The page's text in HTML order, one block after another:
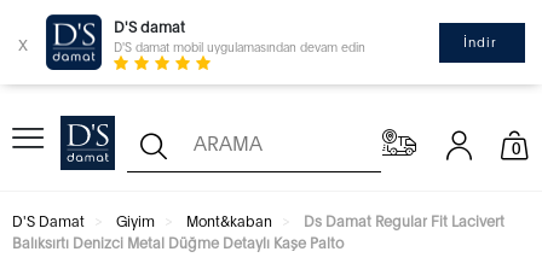
x
D'S damat
D'S damat mobil uygulamasından devam edin İndir
0
D'S Damat Giyim Mont&kaban
Ds Damat Regular Fit Lacivert
Balıksırtı Denizci Metal Düğme Detaylı Kaşe Palto